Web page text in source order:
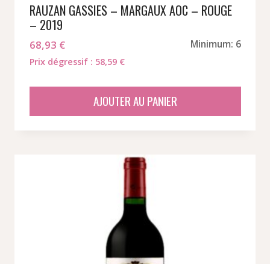
RAUZAN GASSIES – MARGAUX AOC – ROUGE
– 2019
68,93 € Minimum: 6
Prix dégressif : 58,59 €
AJOUTER AU PANIER